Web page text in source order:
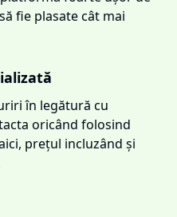
fie plasate cât mai
în legătură cu
oricând folosind
prețul incluzând și